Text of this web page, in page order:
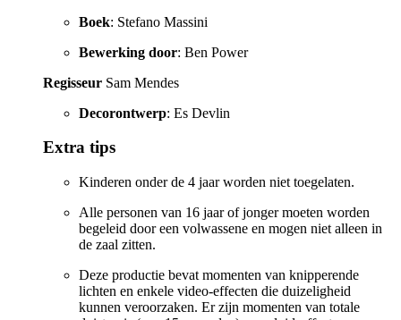
Boek: Stefano Massini
Bewerking door: Ben Power
Regisseur Sam Mendes
Decorontwerp: Es Devlin
Extra tips
Kinderen onder de 4 jaar worden niet toegelaten.
Alle personen van 16 jaar of jonger moeten worden
begeleid door een volwassene en mogen niet alleen in
de zaal zitten.
Deze productie bevat momenten van knipperende
lichten en enkele video-effecten die duizeligheid
kunnen veroorzaken. Er zijn momenten van totale